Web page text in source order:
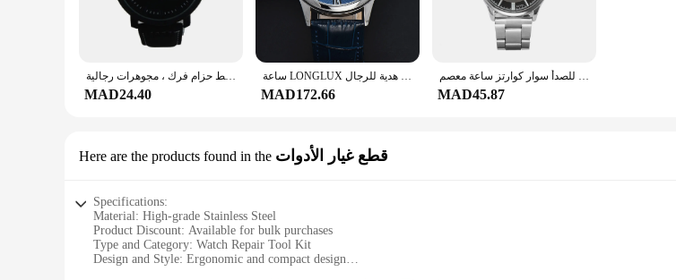
ساعة يد مضيئة للرجال والنساء ، ساعة يد وسيم ، نمط حزام فرك ، مجوهرات رجالية ،
MAD24.40
ساعة LONGLUX أوتوماتيكية روما بالجملة ساعات يد ميكانيكية مقاومة للماء من الجلد المجوف للرجال هدية للرجال
MAD172.66
الساعات الميكانيكية للرجال الفاخرة الياقوت ساعة أوتوماتيكية للرجال الفولاذ المقاوم للصدأ سوار كوارتز ساعة معصم Reloj Hombre
MAD45.87
Here are the products found in the قطع غيار الأدوات
Specifications:
Material: High-grade Stainless Steel
Product Discount: Available for bulk purchases
Type and Category: Watch Repair Tool Kit
Design and Style: Ergonomic and compact design